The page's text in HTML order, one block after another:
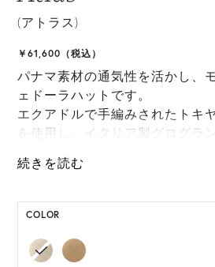
(アトラス)
￥61,600（税込）
パナマ素材の通気性を活かし、
ェドーラハットです。
エクアドルで手編みされたトキ
を使用し、イタリア製グログラ
シンプルで取り入れやすく、夏
M, L 展開の商品:M 57.5cm, L
COLOR